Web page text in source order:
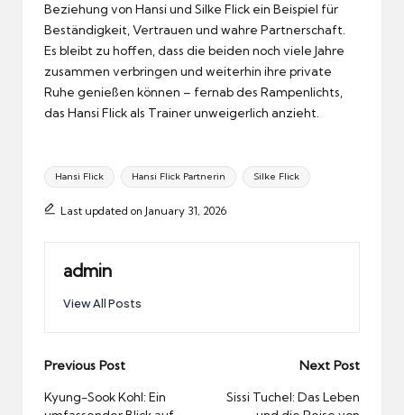
Beziehung von Hansi und Silke Flick ein Beispiel für
Beständigkeit, Vertrauen und wahre Partnerschaft.
Es bleibt zu hoffen, dass die beiden noch viele Jahre
zusammen verbringen und weiterhin ihre private
Ruhe genießen können – fernab des Rampenlichts,
das Hansi Flick als Trainer unweigerlich anzieht.
Tags:
Hansi Flick Hansi Flick Partnerin Silke Flick
Last updated on January 31, 2026
admin
View All Posts
Post
navigation
Previous Post
Kyung-Sook Kohl: Ein
Next Post
Sissi Tuchel: Das Leben